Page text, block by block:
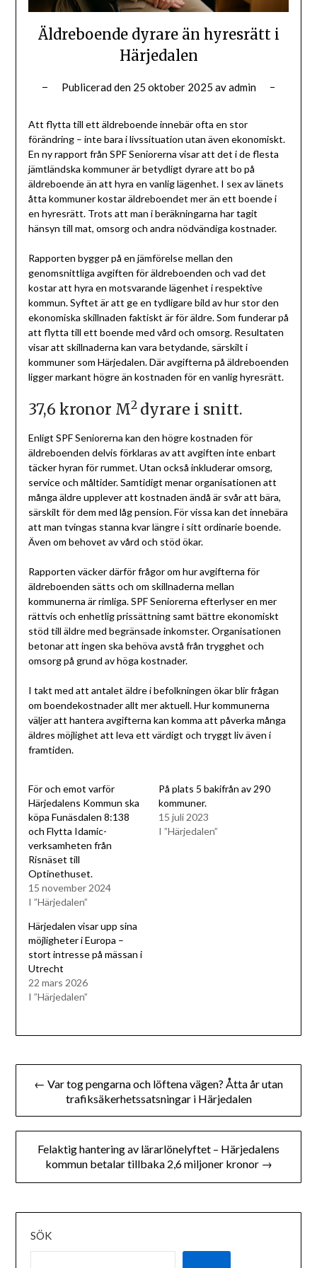
Äldreboende dyrare än hyresrätt i
Härjedalen
Publicerad den 25 oktober 2025 avadmin
Att flytta till ett äldreboende innebär ofta en stor
förändring – inte bara i livssituation utan även ekonomiskt.
En ny rapport från SPF Seniorerna visar att det i de flesta
jämtländska kommuner är betydligt dyrare att bo på
äldreboende än att hyra en vanlig lägenhet. I sex av länets
åtta kommuner kostar äldreboendet mer än ett boende i
en hyresrätt. Trots att man i beräkningarna har tagit
hänsyn till mat, omsorg och andra nödvändiga kostnader.
Rapporten bygger på en jämförelse mellan den
genomsnittliga avgiften för äldreboenden och vad det
kostar att hyra en motsvarande lägenhet i respektive
kommun. Syftet är att ge en tydligare bild av hur stor den
ekonomiska skillnaden faktiskt är för äldre. Som funderar på
att flytta till ett boende med vård och omsorg. Resultaten
visar att skillnaderna kan vara betydande, särskilt i
kommuner som Härjedalen. Där avgifterna på äldreboenden
ligger markant högre än kostnaden för en vanlig hyresrätt.
37,6 kronor M2 dyrare i snitt.
Enligt SPF Seniorerna kan den högre kostnaden för
äldreboenden delvis förklaras av att avgiften inte enbart
täcker hyran för rummet. Utan också inkluderar omsorg,
service och måltider. Samtidigt menar organisationen att
många äldre upplever att kostnaden ändå är svår att bära,
särskilt för dem med låg pension. För vissa kan det innebära
att man tvingas stanna kvar längre i sitt ordinarie boende.
Även om behovet av vård och stöd ökar.
Rapporten väcker därför frågor om hur avgifterna för
äldreboenden sätts och om skillnaderna mellan
kommunerna är rimliga. SPF Seniorerna efterlyser en mer
rättvis och enhetlig prissättning samt bättre ekonomiskt
stöd till äldre med begränsade inkomster. Organisationen
betonar att ingen ska behöva avstå från trygghet och
omsorg på grund av höga kostnader.
I takt med att antalet äldre i befolkningen ökar blir frågan
om boendekostnader allt mer aktuell. Hur kommunerna
väljer att hantera avgifterna kan komma att påverka många
äldres möjlighet att leva ett värdigt och tryggt liv även i
framtiden.
För och emot varför
Härjedalens Kommun ska
köpa Funäsdalen 8:138
och Flytta Idamic-
verksamheten från
Risnäset till
Optinethuset.
15 november 2024
I ”Härjedalen”
På plats 5 bakifrån av 290
kommuner.
15 juli 2023
I ”Härjedalen”
Härjedalen visar upp sina
möjligheter i Europa –
stort intresse på mässan i
Utrecht
22 mars 2026
I ”Härjedalen”
Inläggsnavigering
← Var tog pengarna och löftena vägen? Åtta år utan
trafiksäkerhetssatsningar i Härjedalen
Felaktig hantering av lärarlönelyftet – Härjedalens
kommun betalar tillbaka 2,6 miljoner kronor →
SÖK